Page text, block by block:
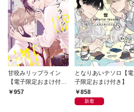
甘咬みリップライン
【電子限定おまけ付
き】957
となりあいテソロ【電
子限定おまけ付き】
858
新着